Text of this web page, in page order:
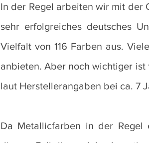
In der Regel arbeiten wir mit der
sehr erfolgreiches deutsches
Vielfalt von 116 Farben aus.
anbieten. Aber noch wichtiger
laut Herstellerangaben bei ca. 7
Da Metallicfarben in der